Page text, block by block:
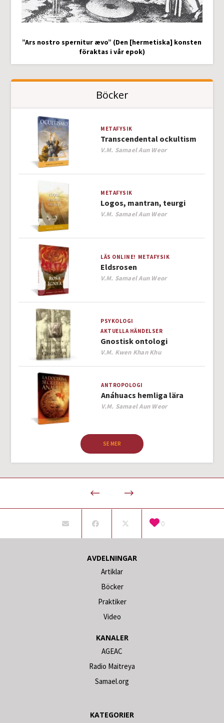
”Ars nostro spernitur ævo” (Den [hermetiska] konsten
föraktas i vår epok)
Böcker
METAFYSIK
Transcendental ockultism
Author
V.M. Samael Aun Weor
METAFYSIK
Logos, mantran, teurgi
Author
V.M. Samael Aun Weor
LÄS ONLINE! METAFYSIK
Eldsrosen
Author
V.M. Samael Aun Weor
PSYKOLOGI
AKTUELLA HÄNDELSER
Gnostisk ontologi
Author
V.M. Kwen Khan Khu
ANTROPOLOGI
Anáhuacs hemliga lära
Author
V.M. Samael Aun Weor
SE MER
0
AVDELNINGAR
Artiklar
Böcker
Praktiker
Video
KANALER
AGEAC
Radio Maitreya
Samael.org
KATEGORIER